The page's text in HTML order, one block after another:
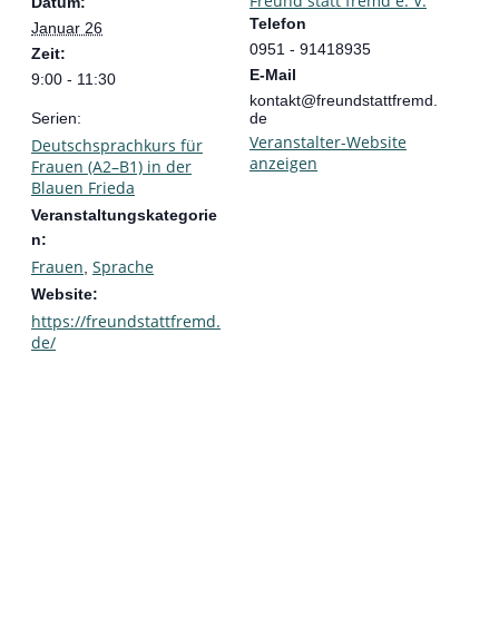
Januar 26
Zeit:
9:00 - 11:30
Serien:
Deutschsprachkurs für
Frauen (A2–B1) in der
Blauen Frieda
Veranstaltungskategorie
n:
Frauen Sprache
Website:
https://freundstattfremd.
de/
Telefon
0951 - 91418935
E-Mail
kontakt@freundstattfremd.
de
Veranstalter-Website
anzeigen